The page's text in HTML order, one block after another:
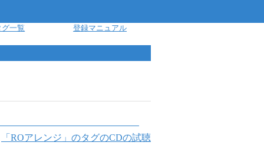
グ一覧 登録マニュアル
「 ROアレンジ 」のタグのCDの試聴